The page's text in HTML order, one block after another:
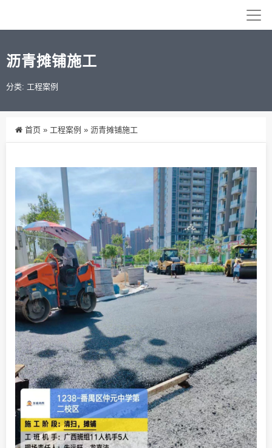
沥青摊铺施工
分类: 工程案例
首页 » 工程案例 » 沥青摊铺施工